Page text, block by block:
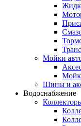
Мойки
Шины и
Водоснабжение